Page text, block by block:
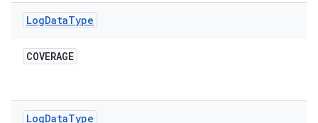
LogDataType
COVERAGE
LogDataType